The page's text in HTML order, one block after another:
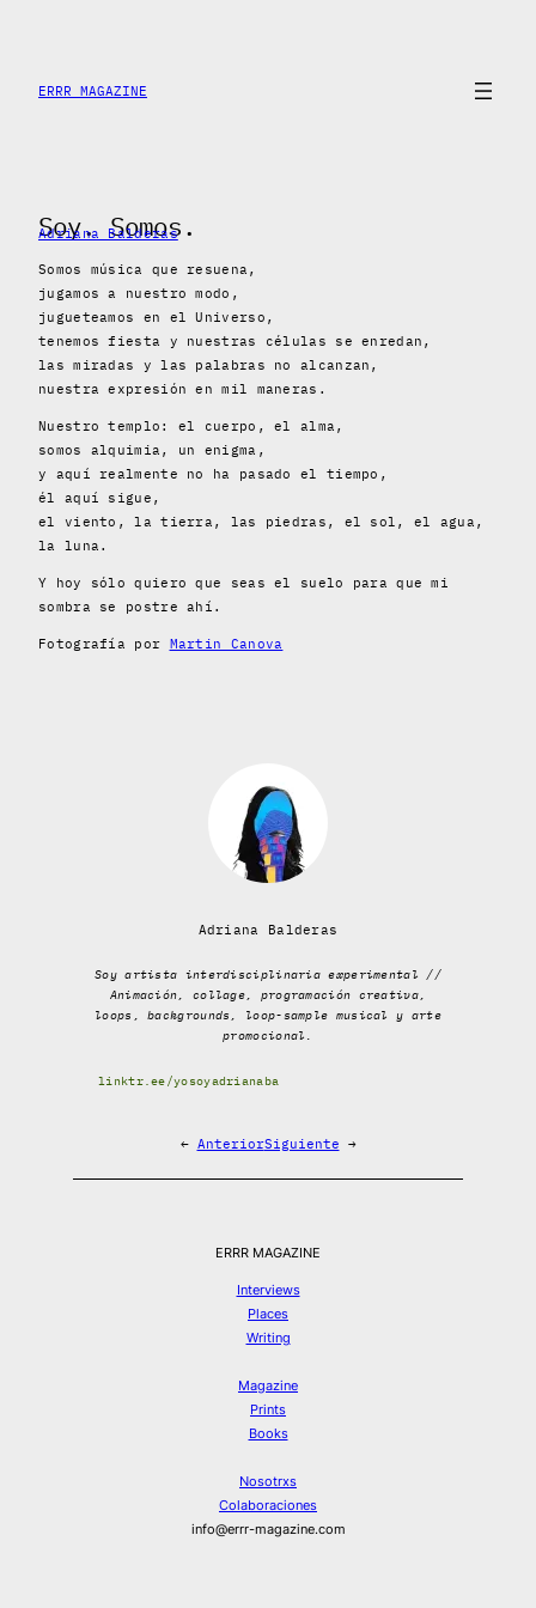
contenido
ERRR MAGAZINE
Soy. Somos.
Adriana Balderas
Somos música que resuena,
jugamos a nuestro modo,
jugueteamos en el Universo,
tenemos fiesta y nuestras células se enredan,
las miradas y las palabras no alcanzan,
nuestra expresión en mil maneras.
Nuestro templo: el cuerpo, el alma,
somos alquimia, un enigma,
y aquí realmente no ha pasado el tiempo,
él aquí sigue,
el viento, la tierra, las piedras, el sol, el agua,
la luna.
Y hoy sólo quiero que seas el suelo para que mi
sombra se postre ahí.
Fotografía por Martin Canova
Adriana Balderas
Soy artista interdisciplinaria experimental //
Animación, collage, programación creativa,
loops, backgrounds, loop-sample musical y arte
promocional.
linktr.ee/yosoyadrianaba
← AnteriorSiguiente →
ERRR MAGAZINE
Interviews
Places
Writing
Magazine
Prints
Books
Nosotrxs
Colaboraciones
info@errr-magazine.com